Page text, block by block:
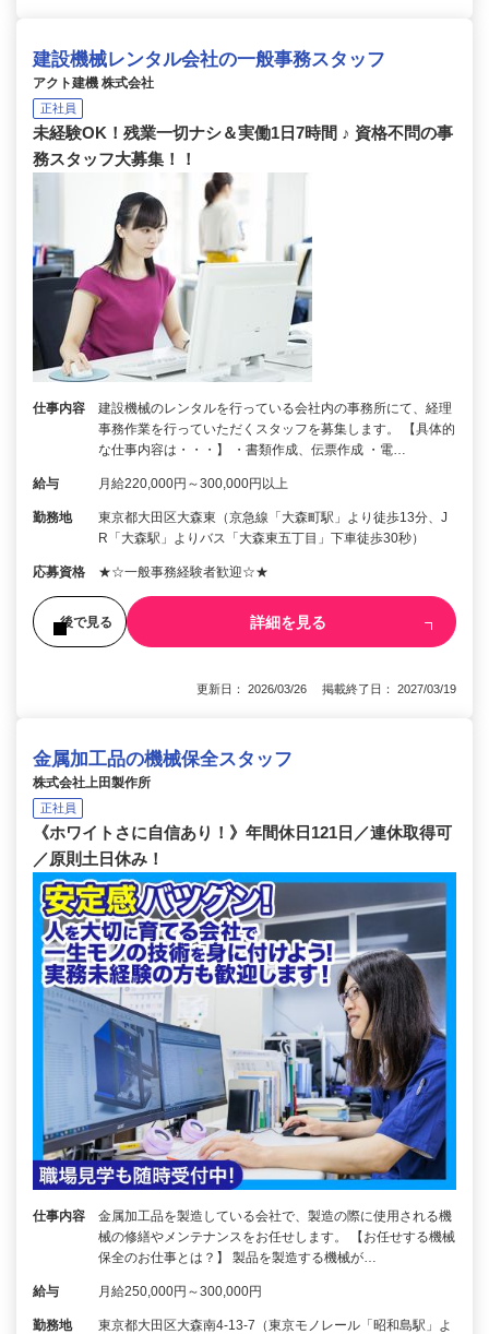
建設機械レンタル会社の一般事務スタッフ
アクト建機 株式会社
正社員
未経験OK！残業一切ナシ＆実働1日7時間 ♪ 資格不問の事
務スタッフ大募集！！
仕事内容
建設機械のレンタルを行っている会社内の事務所にて、経理
事務作業を行っていただくスタッフを募集します。 【具体的
な仕事内容は・・・】 ・書類作成、伝票作成 ・電…
給与 月給220,000円～300,000円以上
勤務地
東京都大田区大森東（京急線「大森町駅」より徒歩13分、J
R「大森駅」よりバス「大森東五丁目」下車徒歩30秒）
応募資格 ★☆一般事務経験者歓迎☆★
後で見る 詳細を見る
更新日： 2026/03/26 掲載終了日： 2027/03/19
金属加工品の機械保全スタッフ
株式会社上田製作所
正社員
《ホワイトさに自信あり！》年間休日121日／連休取得可
／原則土日休み！
仕事内容
金属加工品を製造している会社で、製造の際に使用される機
械の修繕やメンテナンスをお任せします。 【お任せする機械
保全のお仕事とは？】 製品を製造する機械が…
給与 月給250,000円～300,000円
勤務地
東京都大田区大森南4-13-7（東京モノレール「昭和島駅」よ